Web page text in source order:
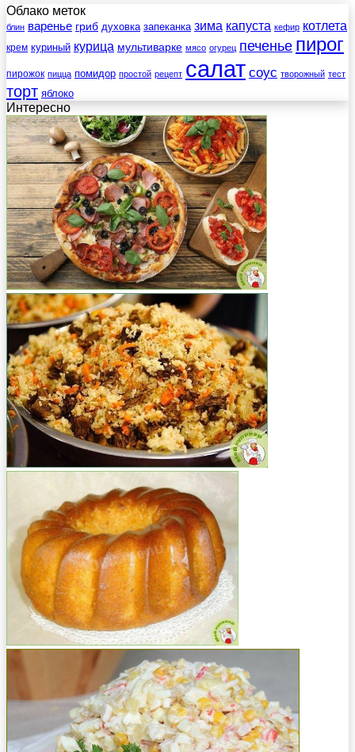
Облако меток
блин варенье гриб духовка запеканка зима капуста кефир котлета
крем куриный курица мультиварке мясо огурец печенье пирог
пирожок пицца помидор простой рецепт салат соус творожный тест
торт яблоко
Интересно